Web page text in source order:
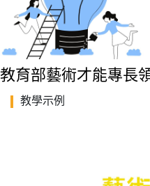
教育部藝術才能專長
教學示例